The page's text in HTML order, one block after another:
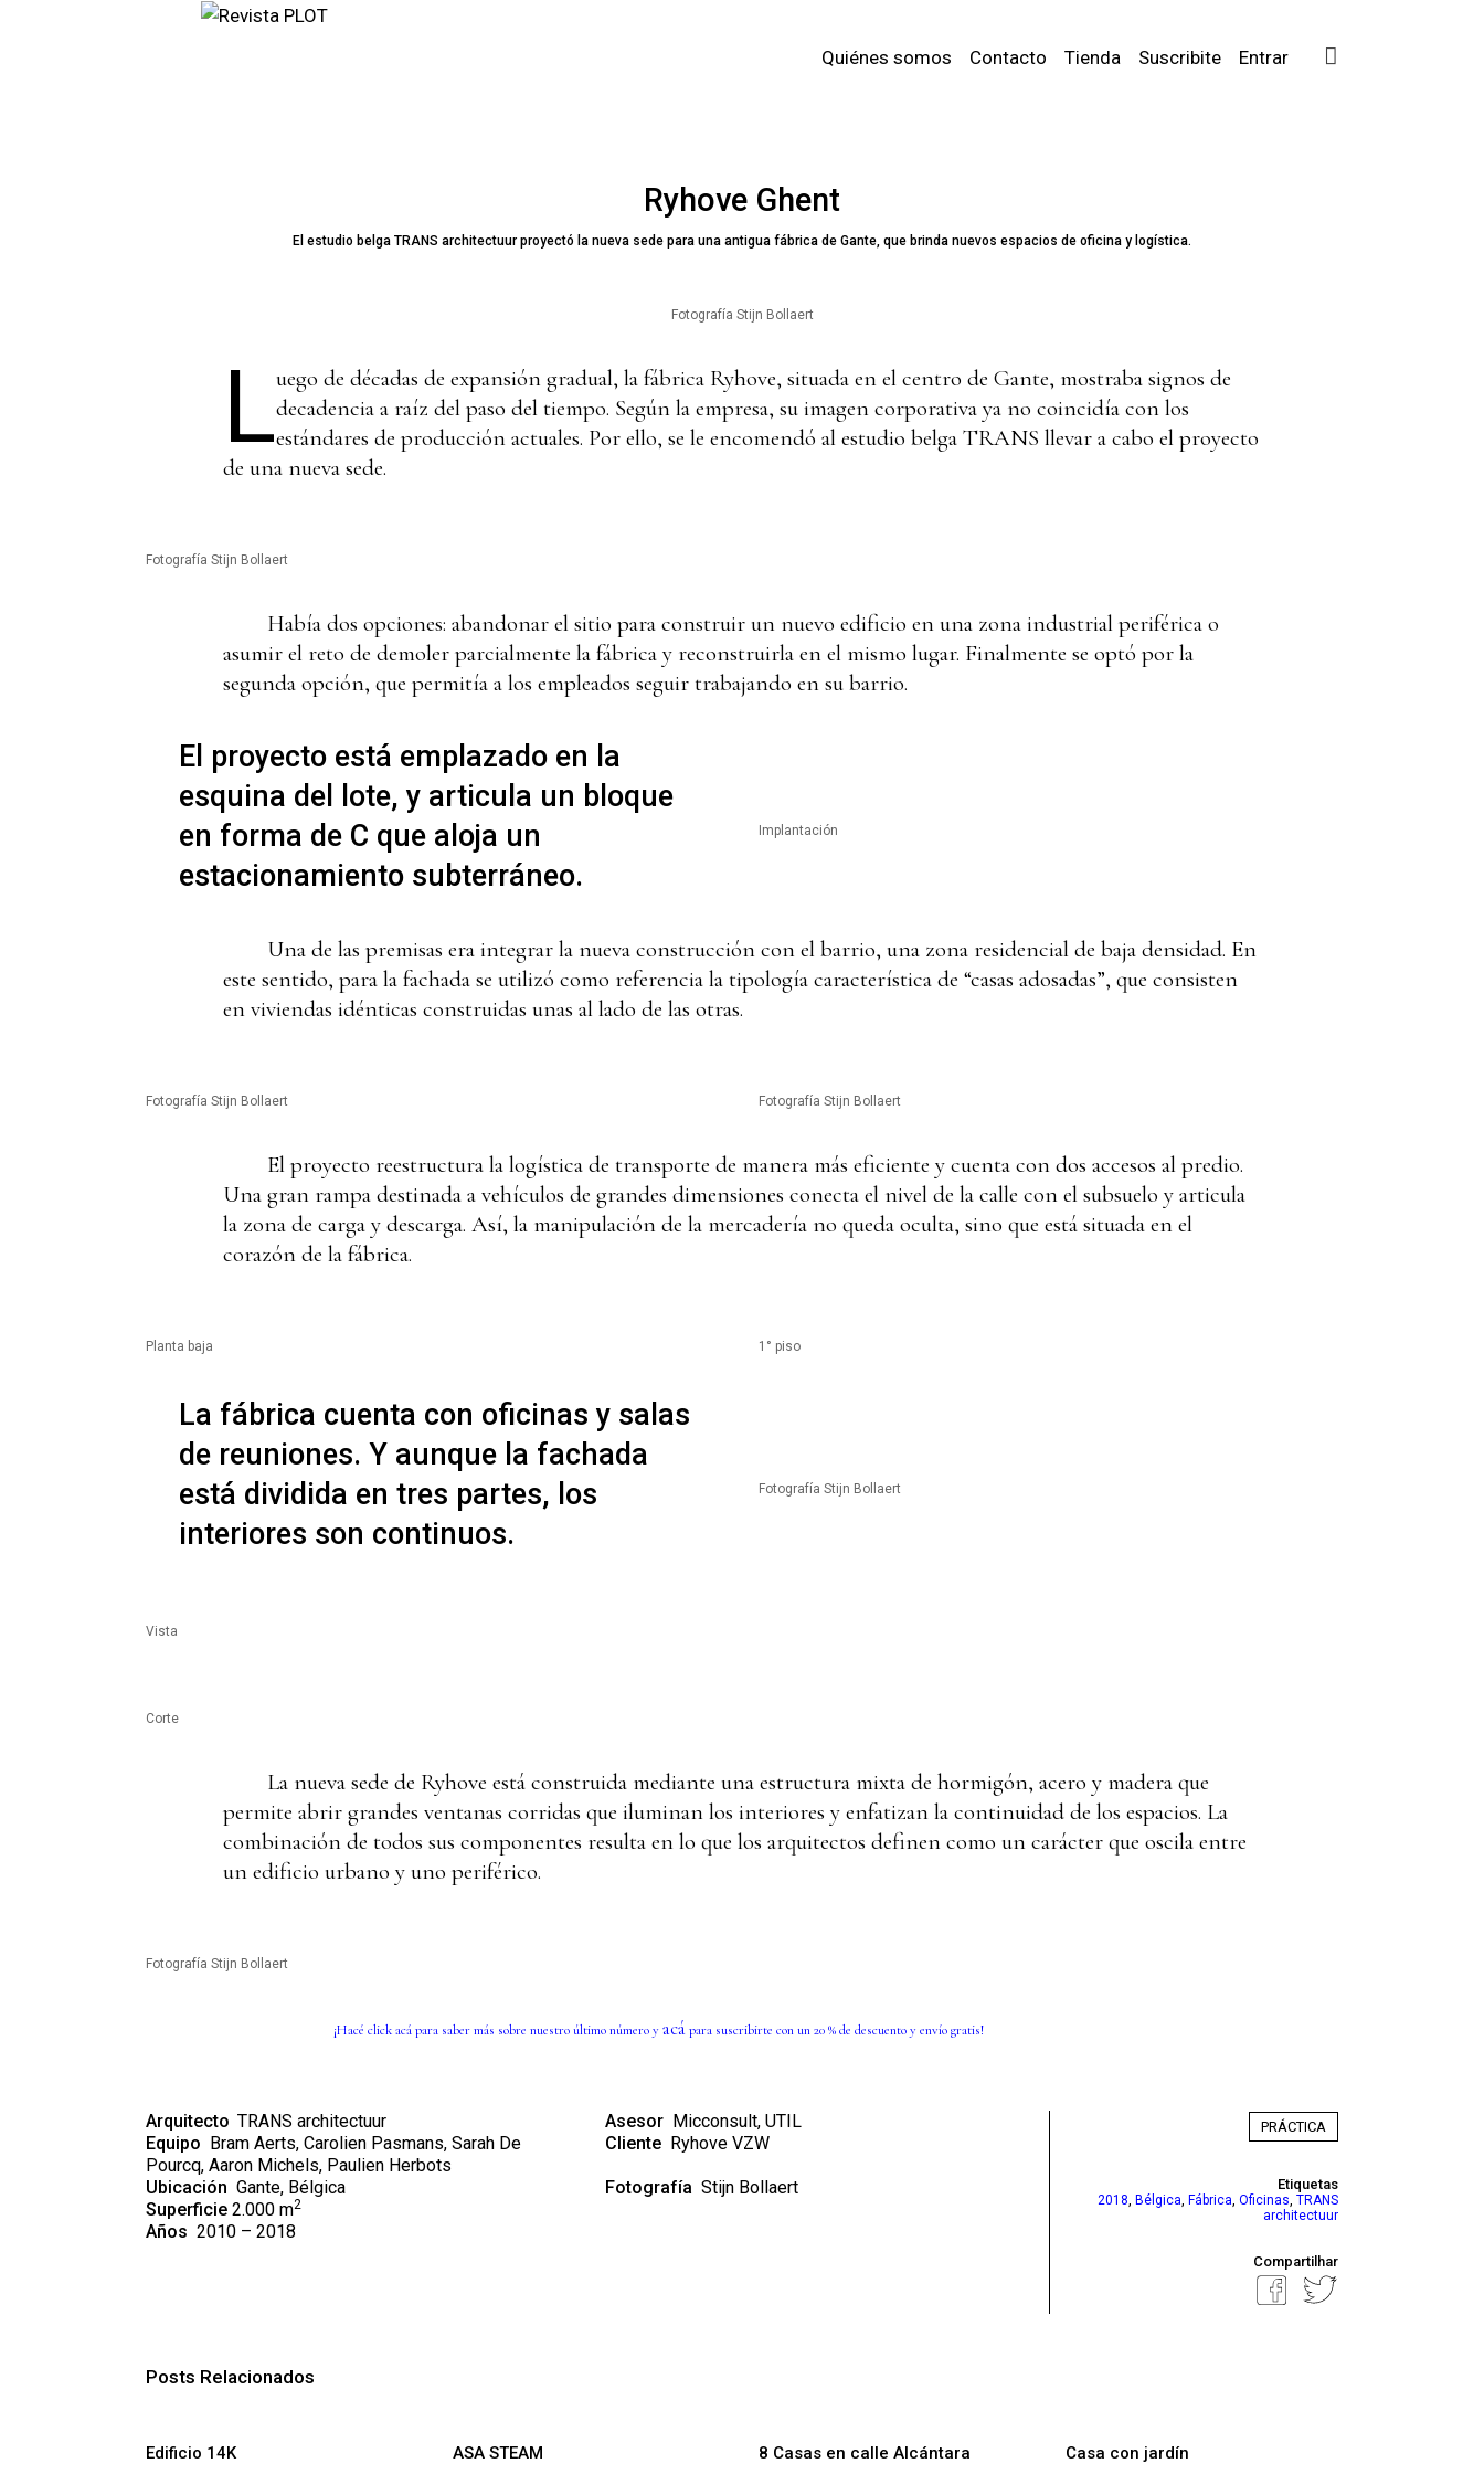
Quiénes somos Contacto Tienda Suscribite Entrar
Ryhove Ghent
El estudio belga TRANS architectuur proyectó la nueva sede para una antigua fábrica de Gante, que brinda nuevos espacios de oficina y logística.
Fotografía Stijn Bollaert
Luego de décadas de expansión gradual, la fábrica Ryhove, situada en el centro de Gante, mostraba signos de
decadencia a raíz del paso del tiempo. Según la empresa, su imagen corporativa ya no coincidía con los
estándares de producción actuales. Por ello, se le encomendó al estudio belga TRANS llevar a cabo el proyecto
de una nueva sede.
Fotografía Stijn Bollaert
Había dos opciones: abandonar el sitio para construir un nuevo edificio en una zona industrial periférica o
asumir el reto de demoler parcialmente la fábrica y reconstruirla en el mismo lugar. Finalmente se optó por la
segunda opción, que permitía a los empleados seguir trabajando en su barrio.
El proyecto está emplazado en la
esquina del lote, y articula un bloque
en forma de C que aloja un
estacionamiento subterráneo.
Implantación
Una de las premisas era integrar la nueva construcción con el barrio, una zona residencial de baja densidad. En
este sentido, para la fachada se utilizó como referencia la tipología característica de “casas adosadas”, que consisten
en viviendas idénticas construidas unas al lado de las otras.
Fotografía Stijn Bollaert Fotografía Stijn Bollaert
El proyecto reestructura la logística de transporte de manera más eficiente y cuenta con dos accesos al predio.
Una gran rampa destinada a vehículos de grandes dimensiones conecta el nivel de la calle con el subsuelo y articula
la zona de carga y descarga. Así, la manipulación de la mercadería no queda oculta, sino que está situada en el
corazón de la fábrica.
Planta baja 1° piso
La fábrica cuenta con oficinas y salas
de reuniones. Y aunque la fachada
está dividida en tres partes, los
interiores son continuos.
Fotografía Stijn Bollaert
Vista
Corte
La nueva sede de Ryhove está construida mediante una estructura mixta de hormigón, acero y madera que
permite abrir grandes ventanas corridas que iluminan los interiores y enfatizan la continuidad de los espacios. La
combinación de todos sus componentes resulta en lo que los arquitectos definen como un carácter que oscila entre
un edificio urbano y uno periférico.
Fotografía Stijn Bollaert
¡Hacé clickacápara saber más sobre nuestro último número yacápara suscribirte con un 20 % de descuento y envío gratis!
Arquitecto TRANS architectuur
Equipo Bram Aerts, Carolien Pasmans, Sarah De
Pourcq, Aaron Michels, Paulien Herbots
Ubicación Gante, Bélgica
Superficie 2.000 m2
Años 2010 – 2018
Asesor Micconsult, UTIL
Cliente Ryhove VZW
Fotografía Stijn Bollaert
PRÁCTICA
Etiquetas
2018, Bélgica, Fábrica, Oficinas, TRANS
architectuur
Compartilhar
Posts Relacionados
Edificio 14K ASA STEAM 8 Casas en calle Alcántara Casa con jardín